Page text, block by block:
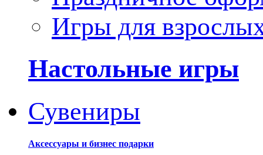
Игры для
Настольные игры
Сувениры
Аксессуары и бизнес подарки